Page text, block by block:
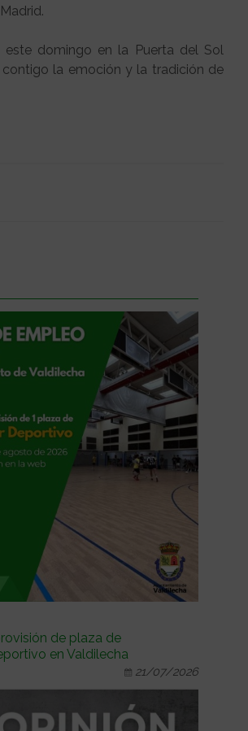
este domingo en la Puerta del Sol
la emoción y la tradición de
de plaza de
en Valdilecha
21/07/2026